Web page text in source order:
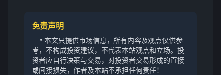
免责声明
• 本文只提供市场信息，所有内容及观点仅供参
考，不构成投资建议，不代表本站观点和立场。投
资者应自行决策与交易，对投资者交易形成的直接
或间接损失，作者及本站不承担任何责任！